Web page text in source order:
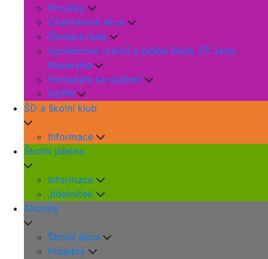
Kroužky
Charitativní akce
Školská rada
Společnost rodičů a přátel školy ZŠ Jana
Masaryka
Formuláře ke stažení
GDPR
ŠD a školní klub
Informace
Školní jídelna
Informace
Jídelníček
Aktivity
Školní akce
Projekty